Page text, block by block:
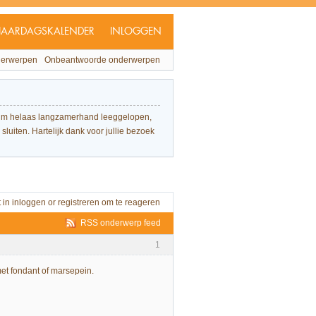
INLOGGEN
Onbeantwoorde onderwerpen
helaas langzamerhand leeggelopen,
Hartelijk dank voor jullie bezoek
in inloggen or registreren om te reageren
RSS onderwerp feed
1
fondant of marsepein.